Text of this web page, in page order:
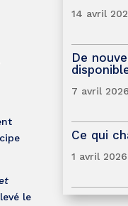
le
14 avril
De
7 avril 2026
Ce qui
1 avril 2026